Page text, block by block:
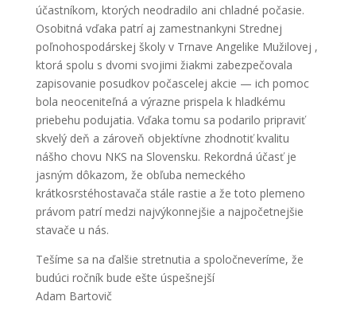
účastníkom, ktorých neodradilo ani chladné počasie.
Osobitná vďaka patrí aj zamestnankyni Strednej
poľnohospodárskej školy v Trnave Angelike Mužilovej ,
ktorá spolu s dvomi svojimi žiakmi zabezpečovala
zapisovanie posudkov počascelej akcie — ich pomoc
bola neoceniteľná a výrazne prispela k hladkému
priebehu podujatia. Vďaka tomu sa podarilo pripraviť
skvelý deň a zároveň objektívne zhodnotiť kvalitu
nášho chovu NKS na Slovensku. Rekordná účasť je
jasným dôkazom, že obľuba nemeckého
krátkosrstéhostavača stále rastie a že toto plemeno
právom patrí medzi najvýkonnejšie a najpočetnejšie
stavače u nás.
Tešíme sa na ďalšie stretnutia a spoločneveríme, že
budúci ročník bude ešte úspešnejší
Adam Bartovič